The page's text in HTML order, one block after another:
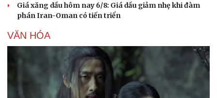
Giá xăng dầu hôm nay 6/8: Giá dầu giảm nhẹ khi đàm
phán Iran-Oman có tiến triển
VĂN HÓA